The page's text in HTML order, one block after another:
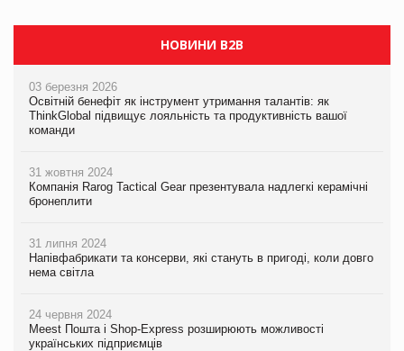
НОВИНИ B2B
03 березня 2026
Освітній бенефіт як інструмент утримання талантів: як
ThinkGlobal підвищує лояльність та продуктивність вашої
команди
31 жовтня 2024
Компанія Rarog Tactical Gear презентувала надлегкі керамічні
бронеплити
31 липня 2024
Напівфабрикати та консерви, які стануть в пригоді, коли довго
нема світла
24 червня 2024
Meest Пошта і Shop-Express розширюють можливості
українських підприємців